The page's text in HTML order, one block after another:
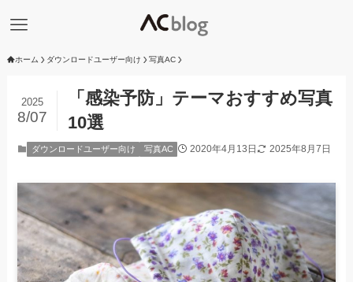
ホーム ダウンロードユーザー向け 写真AC
「感染予防」テーマおすすめ写真
10選
2025
8/07
ダウンロードユーザー向け 写真AC 2020年4月13日 2025年8月7日